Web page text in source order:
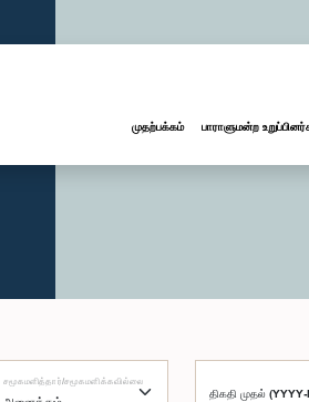
முதற்பக்கம் பாராளுமன்ற
சமூகமளித்தார்/சமூகமளிக்கவில்லை
திகதி முதல் (YYYY-